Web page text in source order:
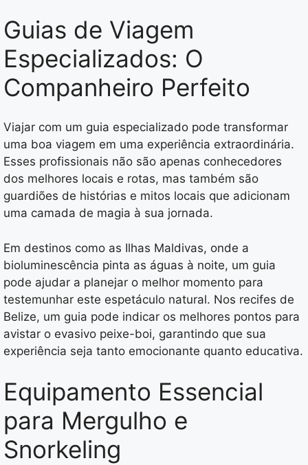
Guias de Viagem
Especializados: O
Companheiro Perfeito
Viajar com um guia especializado pode transformar
uma boa viagem em uma experiência extraordinária.
Esses profissionais não são apenas conhecedores
dos melhores locais e rotas, mas também são
guardiões de histórias e mitos locais que adicionam
uma camada de magia à sua jornada.
Em destinos como as Ilhas Maldivas, onde a
bioluminescência pinta as águas à noite, um guia
pode ajudar a planejar o melhor momento para
testemunhar este espetáculo natural. Nos recifes de
Belize, um guia pode indicar os melhores pontos para
avistar o evasivo peixe-boi, garantindo que sua
experiência seja tanto emocionante quanto educativa.
Equipamento Essencial
para Mergulho e
Snorkeling